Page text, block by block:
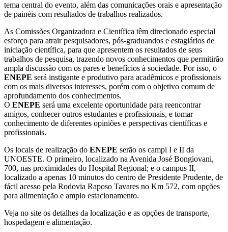
tema central do evento, além das comunicações orais e apresentação
de painéis com resultados de trabalhos realizados.
As Comissões Organizadora e Científica têm direcionado especial
esforço para atrair pesquisadores, pós-graduandos e estagiários de
iniciação científica, para que apresentem os resultados de seus
trabalhos de pesquisa, trazendo novos conhecimentos que permitirão
ampla discussão com os pares e benefícios à sociedade. Por isso, o
ENEPE será instigante e produtivo para acadêmicos e profissionais
com os mais diversos interesses, porém com o objetivo comum de
aprofundamento dos conhecimentos.
O ENEPE será uma excelente oportunidade para reencontrar
amigos, conhecer outros estudantes e profissionais, e tomar
conhecimento de diferentes opiniões e perspectivas científicas e
profissionais.
Os locais de realização do ENEPE serão os campi I e II da
UNOESTE. O primeiro, localizado na Avenida José Bongiovani,
700, nas proximidades do Hospital Regional; e o campus II,
localizado a apenas 10 minutos do centro de Presidente Prudente, de
fácil acesso pela Rodovia Raposo Tavares no Km 572, com opções
para alimentação e amplo estacionamento.
Veja no site os detalhes da localização e as opções de transporte,
hospedagem e alimentação.